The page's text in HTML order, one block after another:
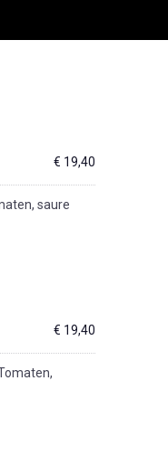
€ 19,40
saure
€ 19,40